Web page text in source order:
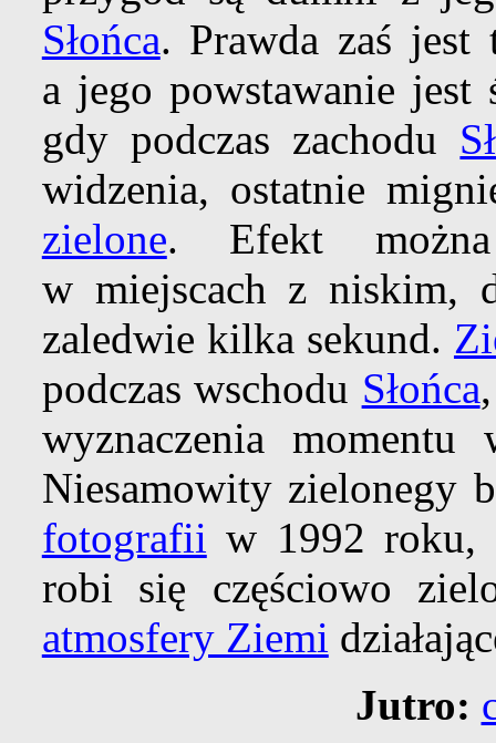
Słońca. Prawda zaś
a jego powstawanie jest
gdy podczas zachodu
widzenia, ostatnie
zielone. Efekt
w miejscach z niskim,
zaledwie kilka sekund.
podczas wschodu Słońca
wyznaczenia momentu
Niesamowity zielonegy
fotografii w 1992
robi się częściowo
atmosfery Ziemi
Jutro: